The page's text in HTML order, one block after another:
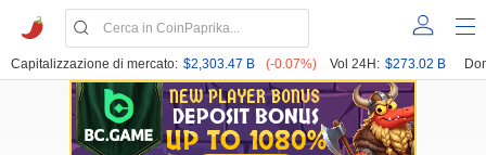
Capitalizzazione di mercato: $2,303.47 B (-0.07%) Vol 24H: $273.02 B